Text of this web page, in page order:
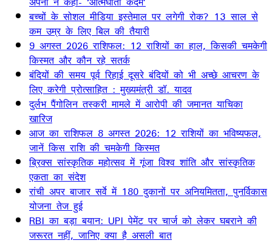
बच्चों के सोशल मीडिया इस्तेमाल पर लगेगी रोक? 13 साल से
कम उम्र के लिए बिल की तैयारी
9 अगस्त 2026 राशिफल: 12 राशियों का हाल, किसकी चमकेगी
किस्मत और कौन रहे सतर्क
बंदियों की समय पूर्व रिहाई दूसरे बंदियों को भी अच्छे आचरण के
लिए करेगी प्रोत्साहित : मुख्यमंत्री डॉ. यादव
दुर्लभ पैंगोलिन तस्करी मामले में आरोपी की जमानत याचिका
खारिज
आज का राशिफल 8 अगस्त 2026: 12 राशियों का भविष्यफल,
जानें किस राशि की चमकेगी किस्मत
ब्रिक्स सांस्कृतिक महोत्सव में गूंजा विश्व शांति और सांस्कृतिक
एकता का संदेश
रांची अपर बाजार सर्वे में 180 दुकानों पर अनियमितता, पुनर्विकास
योजना तेज हुई
RBI का बड़ा बयान: UPI पेमेंट पर चार्ज को लेकर घबराने की
जरूरत नहीं, जानिए क्या है असली बात